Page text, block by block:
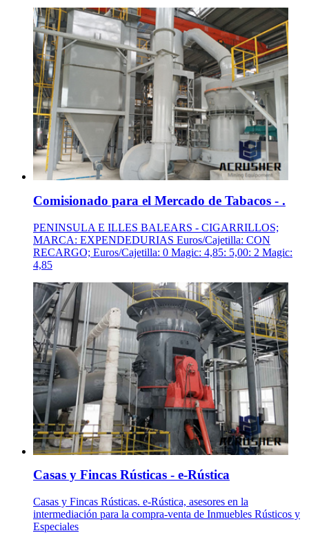
Comisionado para el Mercado de Tabacos - .
PENINSULA E ILLES BALEARS - CIGARRILLOS;
MARCA: EXPENDEDURIAS Euros/Cajetilla: CON
RECARGO; Euros/Cajetilla: 0 Magic: 4,85: 5,00: 2 Magic:
4,85
Casas y Fincas Rústicas - e-Rústica
Casas y Fincas Rústicas. e-Rústica, asesores en la
intermediación para la compra-venta de Inmuebles Rústicos y
Especiales